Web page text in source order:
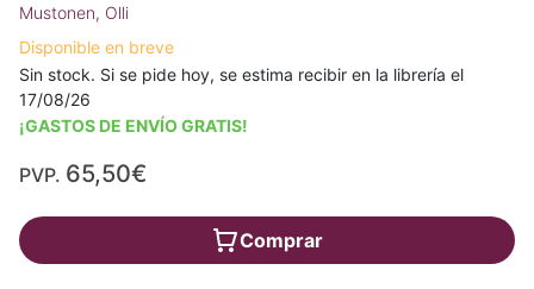
Mustonen, Olli
Disponible en breve
Sin stock. Si se pide hoy, se estima recibir en la librería el
17/08/26
¡GASTOS DE ENVÍO GRATIS!
PVP. 65,50€
Comprar